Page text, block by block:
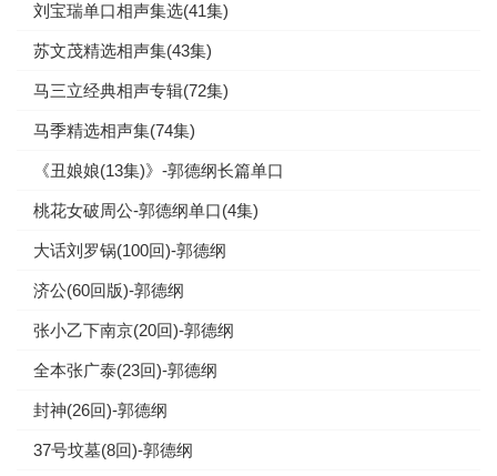
刘宝瑞单口相声集选(41集)
苏文茂精选相声集(43集)
马三立经典相声专辑(72集)
马季精选相声集(74集)
《丑娘娘(13集)》-郭德纲长篇单口
桃花女破周公-郭德纲单口(4集)
大话刘罗锅(100回)-郭德纲
济公(60回版)-郭德纲
张小乙下南京(20回)-郭德纲
全本张广泰(23回)-郭德纲
封神(26回)-郭德纲
37号坟墓(8回)-郭德纲